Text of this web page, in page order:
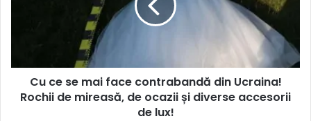
Cu ce se mai face contrabandă din Ucraina!
Rochii de mireasă, de ocazii și diverse accesorii
de lux!